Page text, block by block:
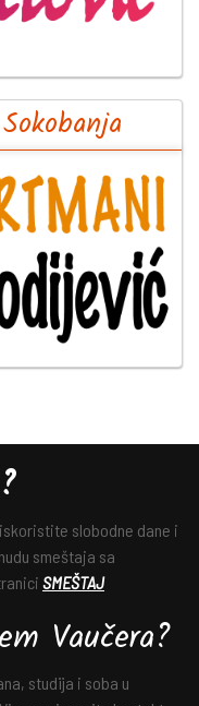
slobodne dane i
smeštaja sa
SMEŠTAJ
Vaučera?
studija i soba u